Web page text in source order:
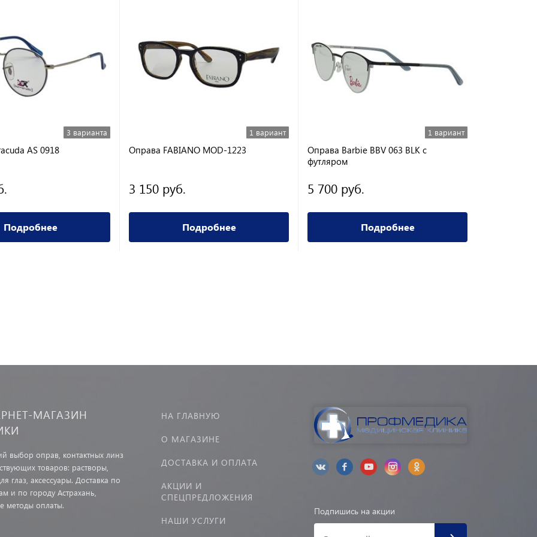
3 варианта
AS 0918
Подробнее
1 вариант
Оправа FABIANO MOD-1223
3 150 руб.
Подробнее
1 вариант
Оправа Barbie BBV 063 BLK с
футляром
5 700 руб.
Подробнее
МАГАЗИН
выбор оправ, контактных линз
товаров: растворы,
глаз, аксессуары. Доставка по
и по городу Астрахань,
методы оплаты.
НА ГЛАВНУЮ
О МАГАЗИНЕ
ДОСТАВКА И ОПЛАТА
АКЦИИ И
СПЕЦПРЕДЛОЖЕНИЯ
НАШИ УСЛУГИ
Подпишись на акции